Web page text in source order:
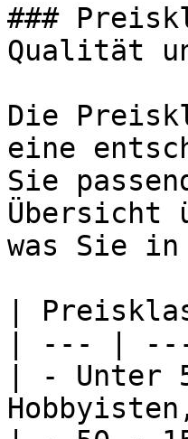
###
Qualität
Die
eine
Sie
Übersicht
was Sie in
|
| --- |
| - Unter